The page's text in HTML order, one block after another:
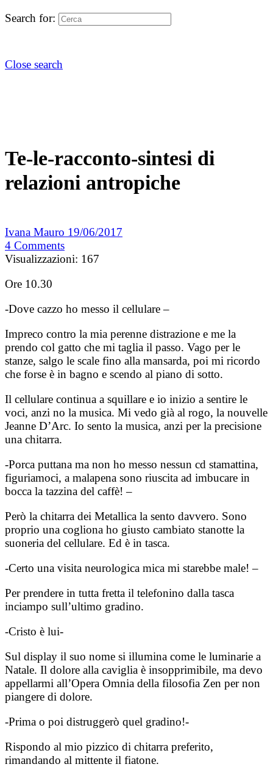
Search for:
Close search
Te-le-racconto-sintesi di
relazioni antropiche
Ivana Mauro 19/06/2017
4 Comments
Visualizzazioni: 167
Ore 10.30
-Dove cazzo ho messo il cellulare –
Impreco contro la mia perenne distrazione e me la
prendo col gatto che mi taglia il passo. Vago per le
stanze, salgo le scale fino alla mansarda, poi mi ricordo
che forse è in bagno e scendo al piano di sotto.
Il cellulare continua a squillare e io inizio a sentire le
voci, anzi no la musica. Mi vedo già al rogo, la nouvelle
Jeanne D’Arc. Io sento la musica, anzi per la precisione
una chitarra.
-Porca puttana ma non ho messo nessun cd stamattina,
figuriamoci, a malapena sono riuscita ad imbucare in
bocca la tazzina del caffè! –
Però la chitarra dei Metallica la sento davvero. Sono
proprio una cogliona ho giusto cambiato stanotte la
suoneria del cellulare. Ed è in tasca.
-Certo una visita neurologica mica mi starebbe male! –
Per prendere in tutta fretta il telefonino dalla tasca
inciampo sull’ultimo gradino.
-Cristo è lui-
Sul display il suo nome si illumina come le luminarie a
Natale. Il dolore alla caviglia è insopprimibile, ma devo
appellarmi all’Opera Omnia della filosofia Zen per non
piangere di dolore.
-Prima o poi distruggerò quel gradino!-
Rispondo al mio pizzico di chitarra preferito,
rimandando al mittente il fiatone.